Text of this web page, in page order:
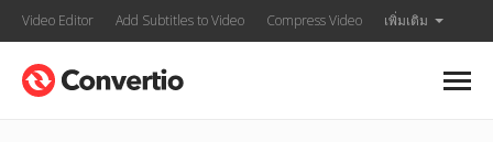
Video Editor Add Subtitles to Video Compress Video เพิ่มเติม